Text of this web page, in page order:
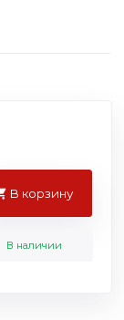
В корзину
В наличии